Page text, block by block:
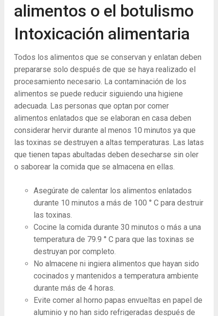
alimentos o el botulismo
Intoxicación alimentaria
Todos los alimentos que se conservan y enlatan deben
prepararse solo después de que se haya realizado el
procesamiento necesario. La contaminación de los
alimentos se puede reducir siguiendo una higiene
adecuada. Las personas que optan por comer
alimentos enlatados que se elaboran en casa deben
considerar hervir durante al menos 10 minutos ya que
las toxinas se destruyen a altas temperaturas. Las latas
que tienen tapas abultadas deben desecharse sin oler
o saborear la comida que se almacena en ellas.
Asegúrate de calentar los alimentos enlatados
durante 10 minutos a más de 100 ° C para destruir
las toxinas.
Cocine la comida durante 30 minutos o más a una
temperatura de 79.9 ° C para que las toxinas se
destruyan por completo.
No almacene ni ingiera alimentos que hayan sido
cocinados y mantenidos a temperatura ambiente
durante más de 4 horas.
Evite comer al horno papas envueltas en papel de
aluminio y no han sido refrigeradas después de